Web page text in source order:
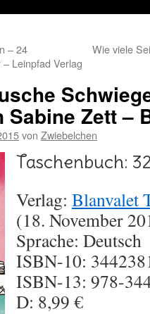
– 24
Leinpfad Verlag
Wie viele
Sabine Zett –
von Zwiebelchen
Taschenbuch:
Verlag: Blanvalet
(18. November
Sprache: Deutsch
ISBN-10:
ISBN-13: 978-
D: 8,99 €